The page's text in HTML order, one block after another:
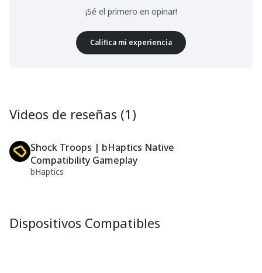
¡Sé el primero en opinar!
Califica mi experiencia
Videos de reseñas (1)
Shock Troops | bHaptics Native
Compatibility Gameplay
bHaptics
Dispositivos Compatibles